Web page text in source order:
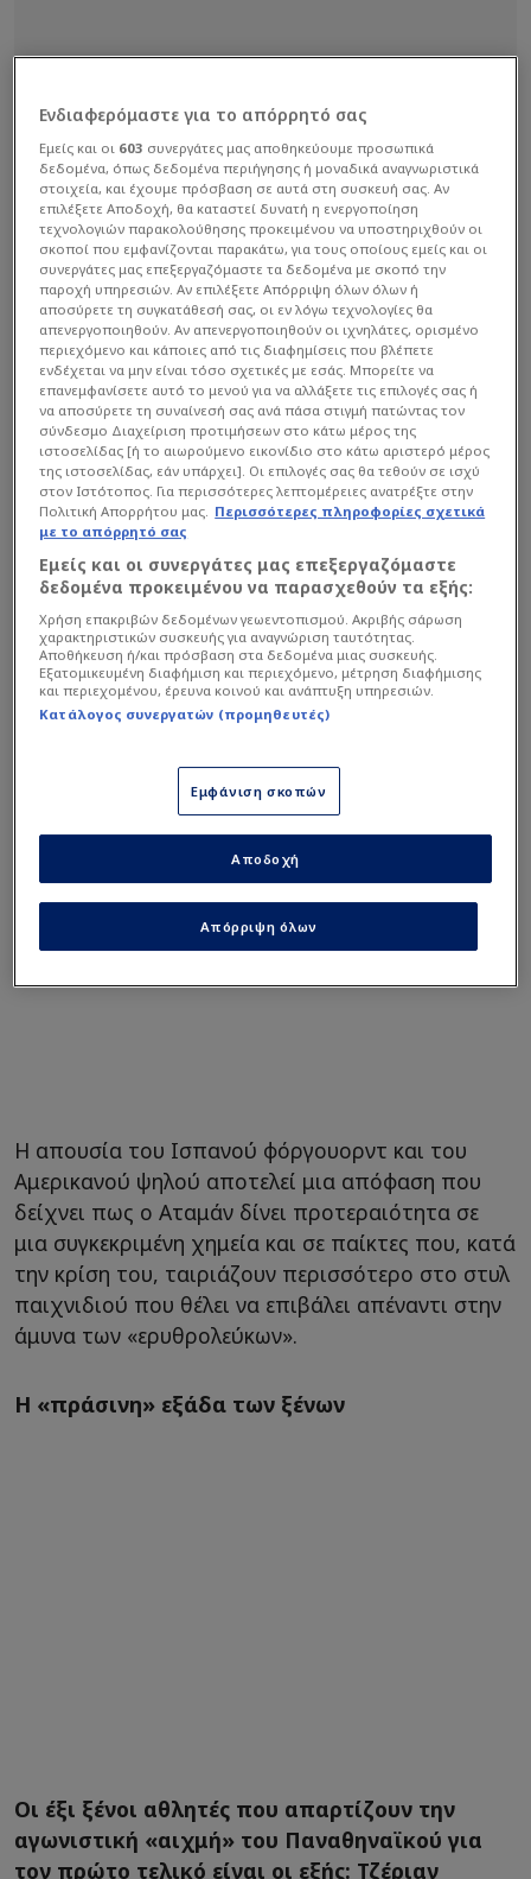
Οι επιλογές που «κόπηκαν» από το rotation
Διαβάστε επίσης...
Ο Λεσόρ πήγε στο ΣΕΦ με
ταξί! (ΒΙΝΤΕΟ)
Η διαχείριση του ρόστερ σε μια σειρά τελικών
απαιτεί σκληρές αποφάσεις, και ο Αταμάν
επέλεξε να αφήσει εκτός δωδεκάδας για το
πρώτο παιχνίδι δύο παίκτες με τεράστια
εμπειρία. Συγκεκριμένα, από την αποστολή
του «τριφυλλιού» αποκλείστηκαν οι Κένεθ
Η απουσία του Ισπανού φόργουορντ και του
Αμερικανού ψηλού αποτελεί μια απόφαση που
δείχνει πως ο Αταμάν δίνει προτεραιότητα σε
μια συγκεκριμένη χημεία και σε παίκτες που, κατά
την κρίση του, ταιριάζουν περισσότερο στο στυλ
παιχνιδιού που θέλει να επιβάλει απέναντι στην
άμυνα των «ερυθρολεύκων».
Η «πράσινη» εξάδα των ξένων
Οι έξι ξένοι αθλητές που απαρτίζουν την
αγωνιστική «αιχμή» του Παναθηναϊκού για
τον πρώτο τελικό είναι οι εξής: Τζέριαν
Ενδιαφερόμαστε για το απόρρητό σας
Εμείς και οι 603 συνεργάτες μας αποθηκεύουμε προσωπικά
δεδομένα, όπως δεδομένα περιήγησης ή μοναδικά αναγνωριστικά
στοιχεία, και έχουμε πρόσβαση σε αυτά στη συσκευή σας. Αν
επιλέξετε Αποδοχή, θα καταστεί δυνατή η ενεργοποίηση
τεχνολογιών παρακολούθησης προκειμένου να υποστηριχθούν οι
σκοποί που εμφανίζονται παρακάτω, για τους οποίους εμείς και οι
συνεργάτες μας επεξεργαζόμαστε τα δεδομένα με σκοπό την
παροχή υπηρεσιών. Αν επιλέξετε Απόρριψη όλων όλων ή
αποσύρετε τη συγκατάθεσή σας, οι εν λόγω τεχνολογίες θα
απενεργοποιηθούν. Αν απενεργοποιηθούν οι ιχνηλάτες, ορισμένο
περιεχόμενο και κάποιες από τις διαφημίσεις που βλέπετε
ενδέχεται να μην είναι τόσο σχετικές με εσάς. Μπορείτε να
επανεμφανίσετε αυτό το μενού για να αλλάξετε τις επιλογές σας ή
να αποσύρετε τη συναίνεσή σας ανά πάσα στιγμή πατώντας τον
σύνδεσμο Διαχείριση προτιμήσεων στο κάτω μέρος της
ιστοσελίδας [ή το αιωρούμενο εικονίδιο στο κάτω αριστερό μέρος
της ιστοσελίδας, εάν υπάρχει]. Οι επιλογές σας θα τεθούν σε ισχύ
στον Ιστότοπος. Για περισσότερες λεπτομέρειες ανατρέξτε στην
Πολιτική Απορρήτου μας. Περισσότερες πληροφορίες σχετικά
με το απόρρητό σας
Εμείς και οι συνεργάτες μας επεξεργαζόμαστε
δεδομένα προκειμένου να παρασχεθούν τα εξής:
Χρήση επακριβών δεδομένων γεωεντοπισμού. Ακριβής σάρωση
χαρακτηριστικών συσκευής για αναγνώριση ταυτότητας.
Αποθήκευση ή/και πρόσβαση στα δεδομένα μιας συσκευής.
Εξατομικευμένη διαφήμιση και περιεχόμενο, μέτρηση διαφήμισης
και περιεχομένου, έρευνα κοινού και ανάπτυξη υπηρεσιών.
Κατάλογος συνεργατών (προμηθευτές)
Εμφάνιση σκοπών
Απόρριψη όλων
Αποδοχή